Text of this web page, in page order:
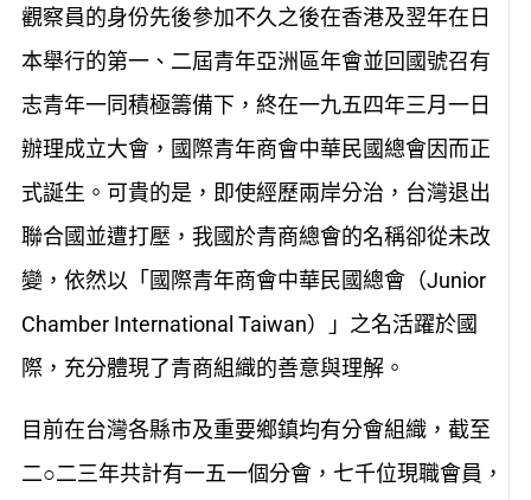
觀察員的身份先後參加不久之後在香港及翌年在日
本舉行的第一、二屆青年亞洲區年會並回國號召有
志青年一同積極籌備下，終在一九五四年三月一日
辦理成立大會，國際青年商會中華民國總會因而正
式誕生。可貴的是，即使經歷兩岸分治，台灣退出
聯合國並遭打壓，我國於青商總會的名稱卻從未改
變，依然以「國際青年商會中華民國總會（Junior
Chamber International Taiwan）」之名活躍於國
際，充分體現了青商組織的善意與理解。
目前在台灣各縣市及重要鄉鎮均有分會組織，截至
二○二三年共計有一五一個分會，七千位現職會員，